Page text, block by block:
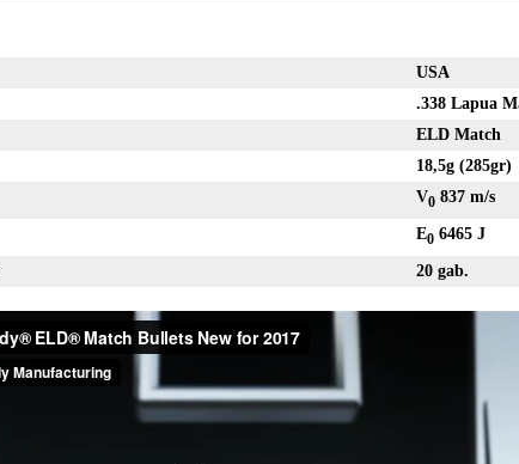
USA
.338 Lapua
ELD Match
18,5g (285gr)
V0837 m/s
E06465 J
20 gab.